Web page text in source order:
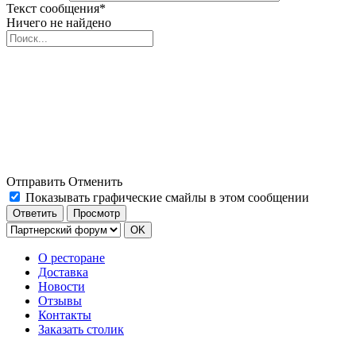
Текст сообщения*
Ничего не найдено
Отправить Отменить
Показывать графические смайлы в этом сообщении
О ресторане
Доставка
Новости
Отзывы
Контакты
Заказать столик